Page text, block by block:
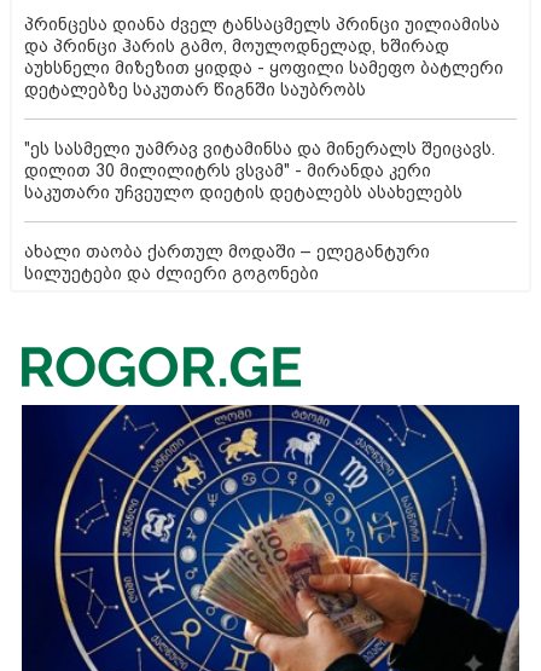
პრინცესა დიანა ძველ ტანსაცმელს პრინცი უილიამისა
და პრინცი ჰარის გამო, მოულოდნელად, ხშირად
აუხსნელი მიზეზით ყიდდა - ყოფილი სამეფო ბატლერი
დეტალებზე საკუთარ წიგნში საუბრობს
"ეს სასმელი უამრავ ვიტამინსა და მინერალს შეიცავს.
დილით 30 მილილიტრს ვსვამ" - მირანდა კერი
საკუთარი უჩვეულო დიეტის დეტალებს ასახელებს
ახალი თაობა ქართულ მოდაში – ელეგანტური
სილუეტები და ძლიერი გოგონები